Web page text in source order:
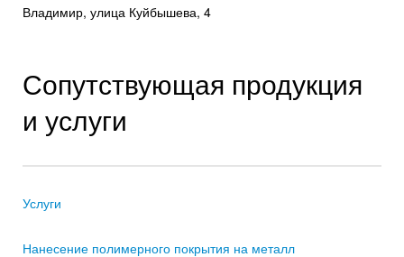
Владимир, улица Куйбышева, 4
Сопутствующая продукция
и услуги
Услуги
Нанесение полимерного покрытия на металл